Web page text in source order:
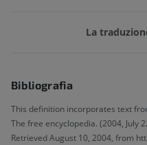
La
Bibliografia
This definition incorporates text
The free encyclopedia. (2004, July
Retrieved August 10, 2004, from